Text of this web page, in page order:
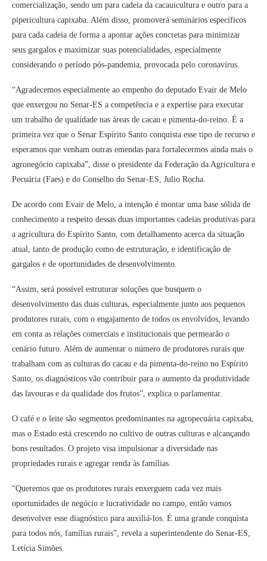
comercialização, sendo um para cadeia da cacauicultura e outro para a
pipericultura capixaba. Além disso, promoverá seminários específicos
para cada cadeia de forma a apontar ações concretas para minimizar
seus gargalos e maximizar suas potencialidades, especialmente
considerando o período pós-pandemia, provocada pelo coronavírus.
“Agradecemos especialmente ao empenho do deputado Evair de Melo
que enxergou no Senar-ES a competência e a expertise para executar
um trabalho de qualidade nas áreas de cacau e pimenta-do-reino. É a
primeira vez que o Senar Espírito Santo conquista esse tipo de recurso e
esperamos que venham outras emendas para fortalecermos ainda mais o
agronegócio capixaba”, disse o presidente da Federação da Agricultura e
Pecuária (Faes) e do Conselho do Senar-ES, Julio Rocha.
De acordo com Evair de Melo, a intenção é montar uma base sólida de
conhecimento a respeito dessas duas importantes cadeias produtivas para
a agricultura do Espírito Santo, com detalhamento acerca da situação
atual, tanto de produção como de estruturação, e identificação de
gargalos e de oportunidades de desenvolvimento.
“Assim, será possível estruturar soluções que busquem o
desenvolvimento das duas culturas, especialmente junto aos pequenos
produtores rurais, com o engajamento de todos os envolvidos, levando
em conta as relações comerciais e institucionais que permearão o
cenário futuro. Além de aumentar o número de produtores rurais que
trabalham com as culturas do cacau e da pimenta-do-reino no Espírito
Santo, os diagnósticos vão contribuir para o aumento da produtividade
das lavouras e da qualidade dos frutos”, explica o parlamentar.
O café e o leite são segmentos predominantes na agropecuária capixaba,
mas o Estado está crescendo no cultivo de outras culturas e alcançando
bons resultados. O projeto visa impulsionar a diversidade nas
propriedades rurais e agregar renda às famílias.
“Queremos que os produtores rurais enxerguem cada vez mais
oportunidades de negócio e lucratividade no campo, então vamos
desenvolver esse diagnóstico para auxiliá-los. É uma grande conquista
para todos nós, famílias rurais”, revela a superintendente do Senar-ES,
Letícia Simões.